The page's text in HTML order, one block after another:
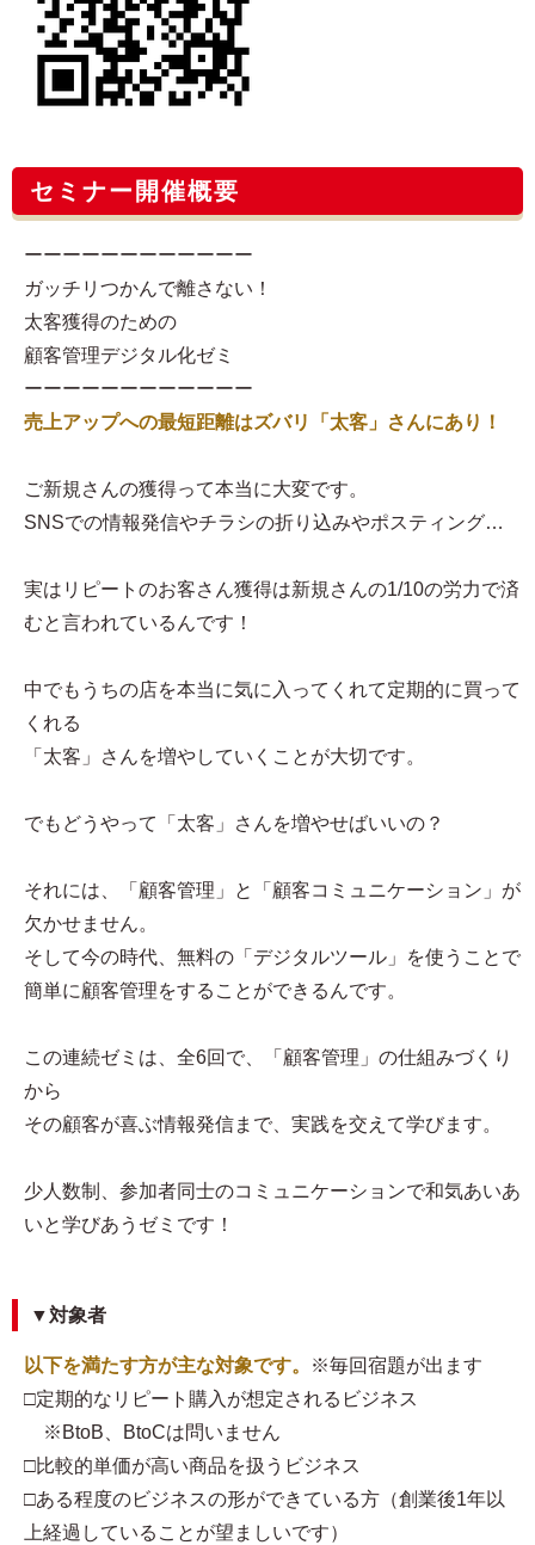
セミナー開催概要
ーーーーーーーーーーーー
ガッチリつかんで離さない！
太客獲得のための
顧客管理デジタル化ゼミ
ーーーーーーーーーーーー
売上アップへの最短距離はズバリ「太客」さんにあり！
ご新規さんの獲得って本当に大変です。
SNSでの情報発信やチラシの折り込みやポスティング…
実はリピートのお客さん獲得は新規さんの1/10の労力で済
むと言われているんです！
中でもうちの店を本当に気に入ってくれて定期的に買って
くれる
「太客」さんを増やしていくことが大切です。
でもどうやって「太客」さんを増やせばいいの？
それには、「顧客管理」と「顧客コミュニケーション」が
欠かせません。
そして今の時代、無料の「デジタルツール」を使うことで
簡単に顧客管理をすることができるんです。
この連続ゼミは、全6回で、「顧客管理」の仕組みづくり
から
その顧客が喜ぶ情報発信まで、実践を交えて学びます。
少人数制、参加者同士のコミュニケーションで和気あいあ
いと学びあうゼミです！
▼対象者
以下を満たす方が主な対象です。
※毎回宿題が出ます
□定期的なリピート購入が想定されるビジネス
※BtoB、BtoCは問いません
□比較的単価が高い商品を扱うビジネス
□ある程度のビジネスの形ができている方（創業後1年以
上経過していることが望ましいです）